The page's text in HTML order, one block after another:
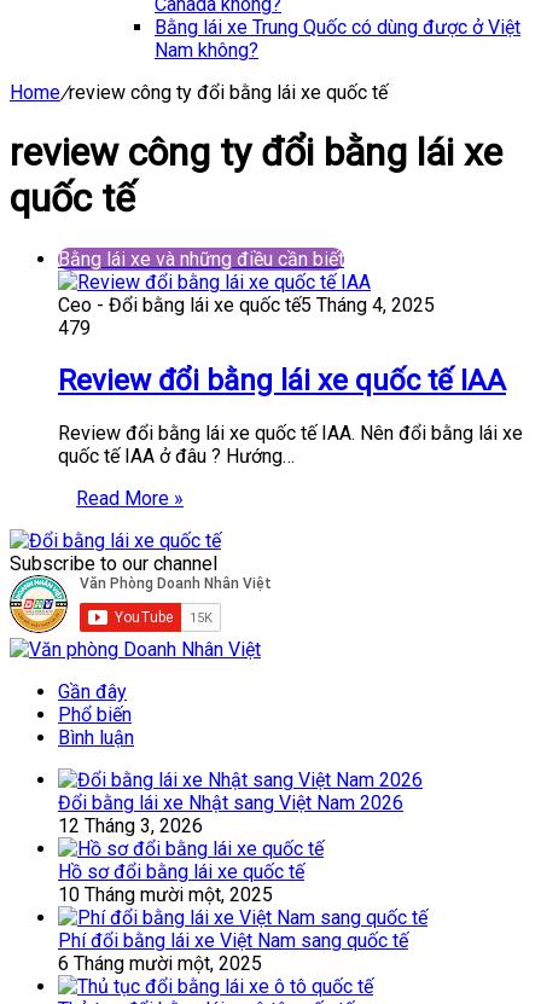
Bằng lái xe Trung Quốc có dùng được ở Việt
Nam không?
Home/review công ty đổi bằng lái xe quốc tế
review công ty đổi bằng lái xe
quốc tế
Bằng lái xe và những điều cần biết
Ceo - Đổi bằng lái xe quốc tế5 Tháng 4, 2025
479
Review đổi bằng lái xe quốc tế IAA
Review đổi bằng lái xe quốc tế IAA. Nên đổi bằng lái xe
quốc tế IAA ở đâu ? Hướng…
Read More »
Subscribe to our channel
Gần đây
Phổ biến
Bình luận
Đổi bằng lái xe Nhật sang Việt Nam 2026
12 Tháng 3, 2026
Hồ sơ đổi bằng lái xe quốc tế
10 Tháng mười một, 2025
Phí đổi bằng lái xe Việt Nam sang quốc tế
6 Tháng mười một, 2025